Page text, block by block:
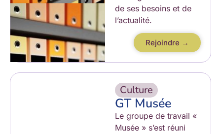
de ses besoins et de
l’actualité.
Rejoindre →
Culture
GT Musée
Le groupe de travail «
Musée » s’est réuni